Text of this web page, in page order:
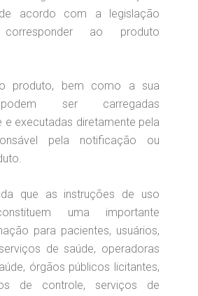
acordo com a legislação
ao produto
produto, bem como a sua
ser carregadas
e executadas diretamente pela
pela notificação ou
que as instruções de uso
uma importante
para pacientes, usuários,
de saúde, operadoras
órgãos públicos licitantes,
de controle, serviços de